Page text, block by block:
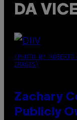
DA
(PHOTO BY
IMAGES)
Zachary
Publicly